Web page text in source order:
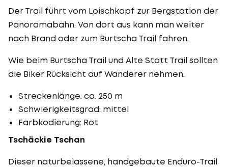
Der Trail führt vom Loischkopf zur Bergstation der
Panoramabahn. Von dort aus kann man weiter
nach Brand oder zum Burtscha Trail fahren.
Wie beim Burtscha Trail und Alte Statt Trail sollten
die Biker Rücksicht auf Wanderer nehmen.
Streckenlänge: ca. 250 m
Schwierigkeitsgrad: mittel
Farbkodierung: Rot
Tschäckie Tschan
Dieser naturbelassene, handgebaute Enduro-Trail